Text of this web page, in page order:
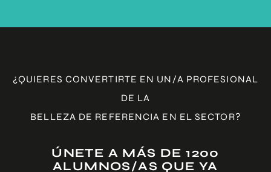
¿QUIERES CONVERTIRTE EN UN/A PROFESIONAL
DE LA
BELLEZA DE REFERENCIA EN EL SECTOR?
ÚNETE A MÁS DE 1200
ALUMNOS/AS QUE YA